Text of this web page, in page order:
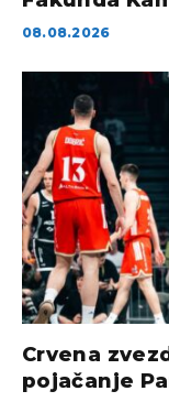
08.08.2026
Crvena
pojačanje